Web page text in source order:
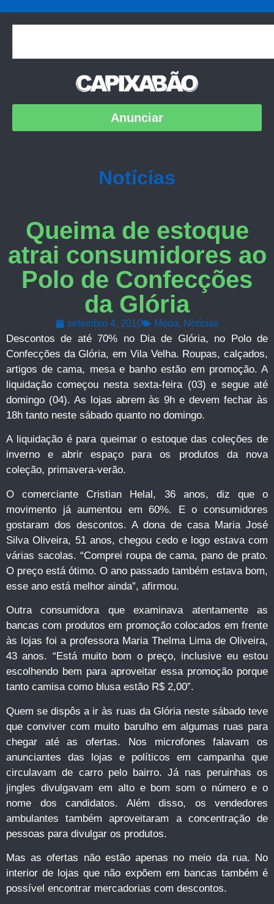
Anunciar
Notícias
Queima de estoque
atrai consumidores ao
Polo de Confecções
da Glória
setembro 4, 2010 Moda, Notícias
Descontos de até 70% no Dia de Glória, no Polo de
Confecções da Glória, em Vila Velha. Roupas, calçados,
artigos de cama, mesa e banho estão em promoção. A
liquidação começou nesta sexta-feira (03) e segue até
domingo (04). As lojas abrem às 9h e devem fechar às
18h tanto neste sábado quanto no domingo.
A liquidação é para queimar o estoque das coleções de
inverno e abrir espaço para os produtos da nova
coleção, primavera-verão.
O comerciante Cristian Helal, 36 anos, diz que o
movimento já aumentou em 60%. E o consumidores
gostaram dos descontos. A dona de casa Maria José
Silva Oliveira, 51 anos, chegou cedo e logo estava com
várias sacolas. “Comprei roupa de cama, pano de prato.
O preço está ótimo. O ano passado também estava bom,
esse ano está melhor ainda”, afirmou.
Outra consumidora que examinava atentamente as
bancas com produtos em promoção colocados em frente
às lojas foi a professora Maria Thelma Lima de Oliveira,
43 anos. “Está muito bom o preço, inclusive eu estou
escolhendo bem para aproveitar essa promoção porque
tanto camisa como blusa estão R$ 2,00”.
Quem se dispôs a ir às ruas da Glória neste sábado teve
que conviver com muito barulho em algumas ruas para
chegar até as ofertas. Nos microfones falavam os
anunciantes das lojas e políticos em campanha que
circulavam de carro pelo bairro. Já nas peruinhas os
jingles divulgavam em alto e bom som o número e o
nome dos candidatos. Além disso, os vendedores
ambulantes também aproveitaram a concentração de
pessoas para divulgar os produtos.
Mas as ofertas não estão apenas no meio da rua. No
interior de lojas que não expõem em bancas também é
possível encontrar mercadorias com descontos.